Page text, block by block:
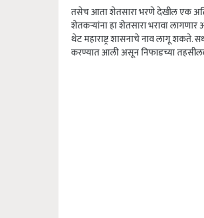
तसेच आता शेतसारा भरणे देखील एक अति
शेतकऱ्यांना हा शेतसारा भरावा लागणार
थेट महाराष्ट्र शासनाचे नाव लागू शकते.
करण्यात आली असून निफाडच्या